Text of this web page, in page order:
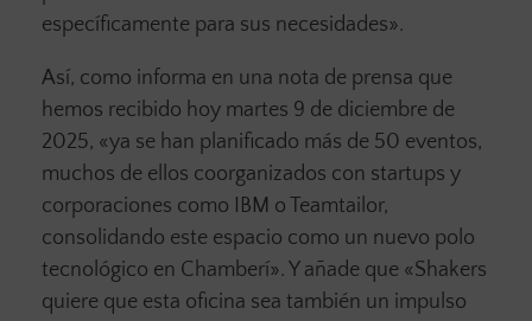
específicamente para sus necesidades».
Así, como informa en una nota de prensa que
hemos recibido hoy martes 9 de diciembre de
2025, «ya se han planificado más de 50 eventos,
muchos de ellos coorganizados con startups y
corporaciones como IBM o Teamtailor,
consolidando este espacio como un nuevo polo
tecnológico en Chamberí». Y añade que «Shakers
quiere que esta oficina sea también un impulso